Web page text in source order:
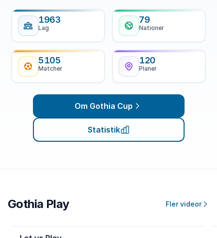
Lag
1963
Nationer
79
Matcher
5105
Planer
120
Om Gothia Cup
Statistik
Gothia Play Fler videor